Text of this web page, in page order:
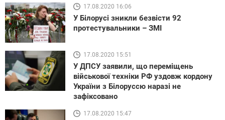
17.08.2020 16:06
У Білорусі зникли безвісти 92
протестувальники – ЗМІ
17.08.2020 15:51
У ДПСУ заявили, що переміщень
військової техніки РФ уздовж кордону
України з Білоруссю наразі не
зафіксовано
17.08.2020 15:47